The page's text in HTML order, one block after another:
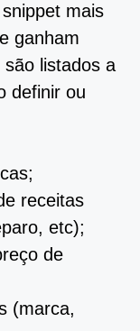
mais
ganham
listados a
definir ou
receitas
etc);
de
(marca,